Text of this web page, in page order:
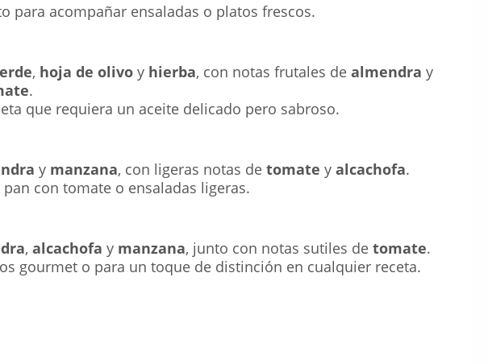
para acompañar ensaladas o platos frescos.
, hoja de olivoy hierba, con notas frutales de almendra y
.
que requiera un aceite delicado pero sabroso.
y manzana, con ligeras notas de tomate y alcachofa.
con tomate o ensaladas ligeras.
, alcachofa y manzana, junto con notas sutiles de tomate.
gourmet o para un toque de distinción en cualquier receta.